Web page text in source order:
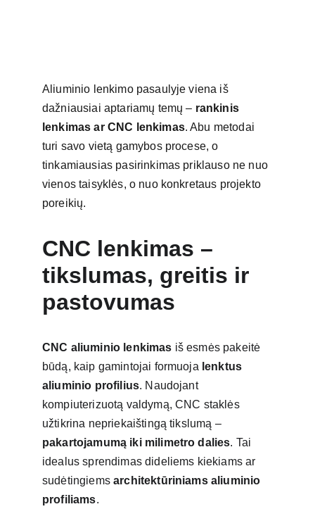
Aliuminio lenkimo pasaulyje viena iš
dažniausiai aptariamų temų – rankinis
lenkimas ar CNC lenkimas. Abu metodai
turi savo vietą gamybos procese, o
tinkamiausias pasirinkimas priklauso ne nuo
vienos taisyklės, o nuo konkretaus projekto
poreikių.
CNC lenkimas –
tikslumas, greitis ir
pastovumas
CNC aliuminio lenkimas iš esmės pakeitė
būdą, kaip gamintojai formuoja lenktus
aliuminio profilius. Naudojant
kompiuterizuotą valdymą, CNC staklės
užtikrina nepriekaištingą tikslumą –
pakartojamumą iki milimetro dalies. Tai
idealus sprendimas dideliems kiekiams ar
sudėtingiems architektūriniams aliuminio
profiliams.